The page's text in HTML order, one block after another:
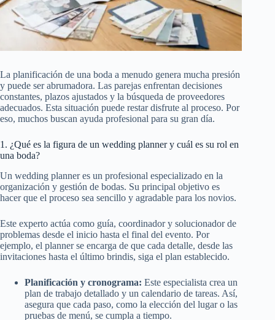
La planificación de una boda a menudo genera mucha presión
y puede ser abrumadora. Las parejas enfrentan decisiones
constantes, plazos ajustados y la búsqueda de proveedores
adecuados. Esta situación puede restar disfrute al proceso. Por
eso, muchos buscan ayuda profesional para su gran día.
1. ¿Qué es la figura de un wedding planner y cuál es su rol en
una boda?
Un wedding planner es un profesional especializado en la
organización y gestión de bodas. Su principal objetivo es
hacer que el proceso sea sencillo y agradable para los novios.
Este experto actúa como guía, coordinador y solucionador de
problemas desde el inicio hasta el final del evento. Por
ejemplo, el planner se encarga de que cada detalle, desde las
invitaciones hasta el último brindis, siga el plan establecido.
Planificación y cronograma: Este especialista crea un
plan de trabajo detallado y un calendario de tareas. Así,
asegura que cada paso, como la elección del lugar o las
pruebas de menú, se cumpla a tiempo.